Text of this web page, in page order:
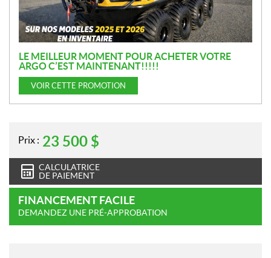
LE MEILLEUR MOMENT POUR ACHETER VOTRE
ARGO C’EST MAINTENANT!!!!!
VOIR CETTE PROMOTION
Prix : 23 500 $
CALCULATRICE
DE PAIEMENT
FINANCEMENT FACILE
DEMANDEZ UNE PRÉ-APPROBATION